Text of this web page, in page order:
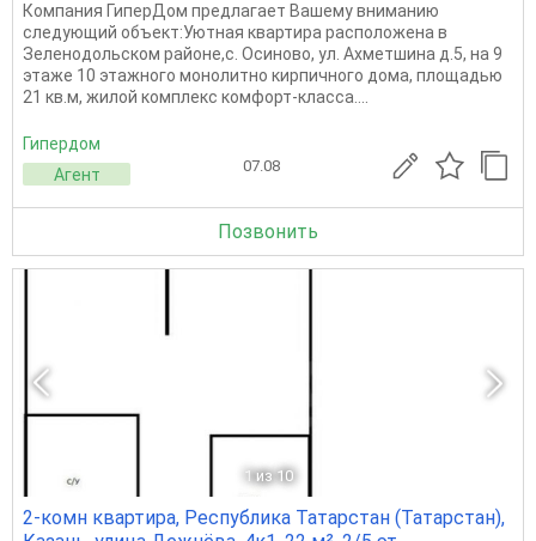
Компания ГиперДом предлагает Вашему вниманию
следующий объект:Уютная квартира расположена в
Зеленодольском районе,с. Осиново, ул. Ахметшина д.5, на 9
этаже 10 этажного монолитно кирпичного дома, площадью
21 кв.м, жилой комплекс комфорт-класса....
Гипердом
Агент
07.08
Позвонить
1 из 10
2-комн квартира, Республика Татарстан (Татарстан),